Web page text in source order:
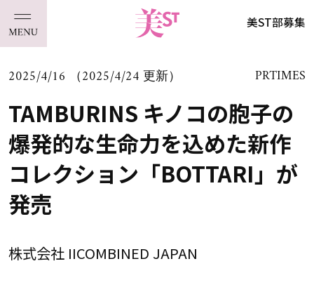
美ST部募集
2025/4/16 （2025/4/24 更新） PRTIMES
TAMBURINS キノコの胞子の
爆発的な生命力を込めた新作
コレクション「BOTTARI」が
発売
株式会社 IICOMBINED JAPAN